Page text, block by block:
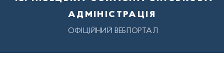
адміністрація
ОФІЦІЙНИЙ ВЕБПОРТАЛ